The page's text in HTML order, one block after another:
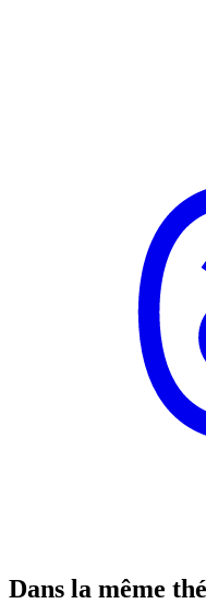
Dans la même